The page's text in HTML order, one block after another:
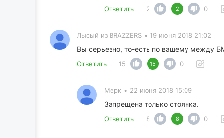
Ответить 2 2 0
Лысый из BRAZZERS • 19 июня 2018 21:02
Вы серьезно, то-есть по вашему между
Ответить 15 15 0
Мерк • 22 июня 2018 15:09
Запрещена только стоянка.
Ответить 8 8 0